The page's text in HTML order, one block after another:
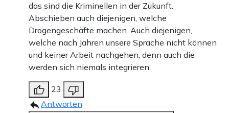
das sind die Kriminellen in der Zukunft.
Abschieben auch diejenigen, welche
Drogengeschäfte machen. Auch diejenigen,
welche nach Jahren unsere Sprache nicht können
und keiner Arbeit nachgehen, denn auch die
werden sich niemals integrieren.
23
Antworten